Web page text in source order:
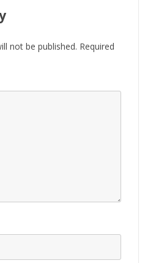
not be published. Required